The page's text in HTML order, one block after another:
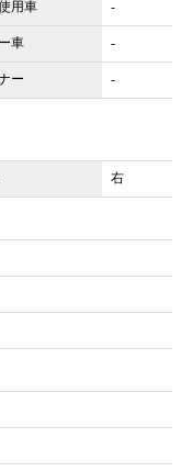
用車 -
車 -
ー -
右